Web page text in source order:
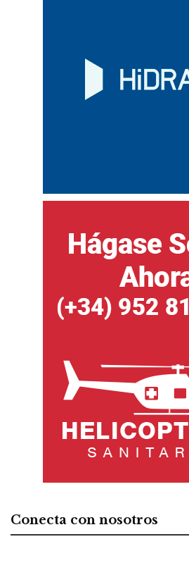
Conecta con nosotros